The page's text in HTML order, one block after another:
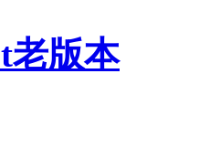
老版本